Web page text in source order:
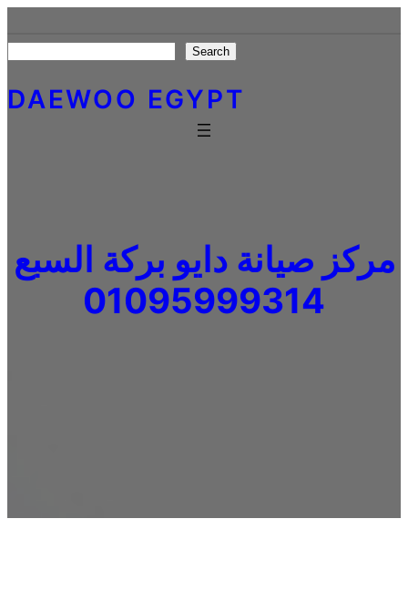
to
content
Search
DAEWOO EGYPT
مركز صيانة دايو بركة السبع
01095999314